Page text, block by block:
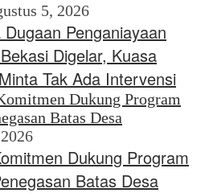
5, 2026
Penganiayaan
Digelar, Kuasa
Tak Ada Intervensi
Dukung Program
Batas Desa